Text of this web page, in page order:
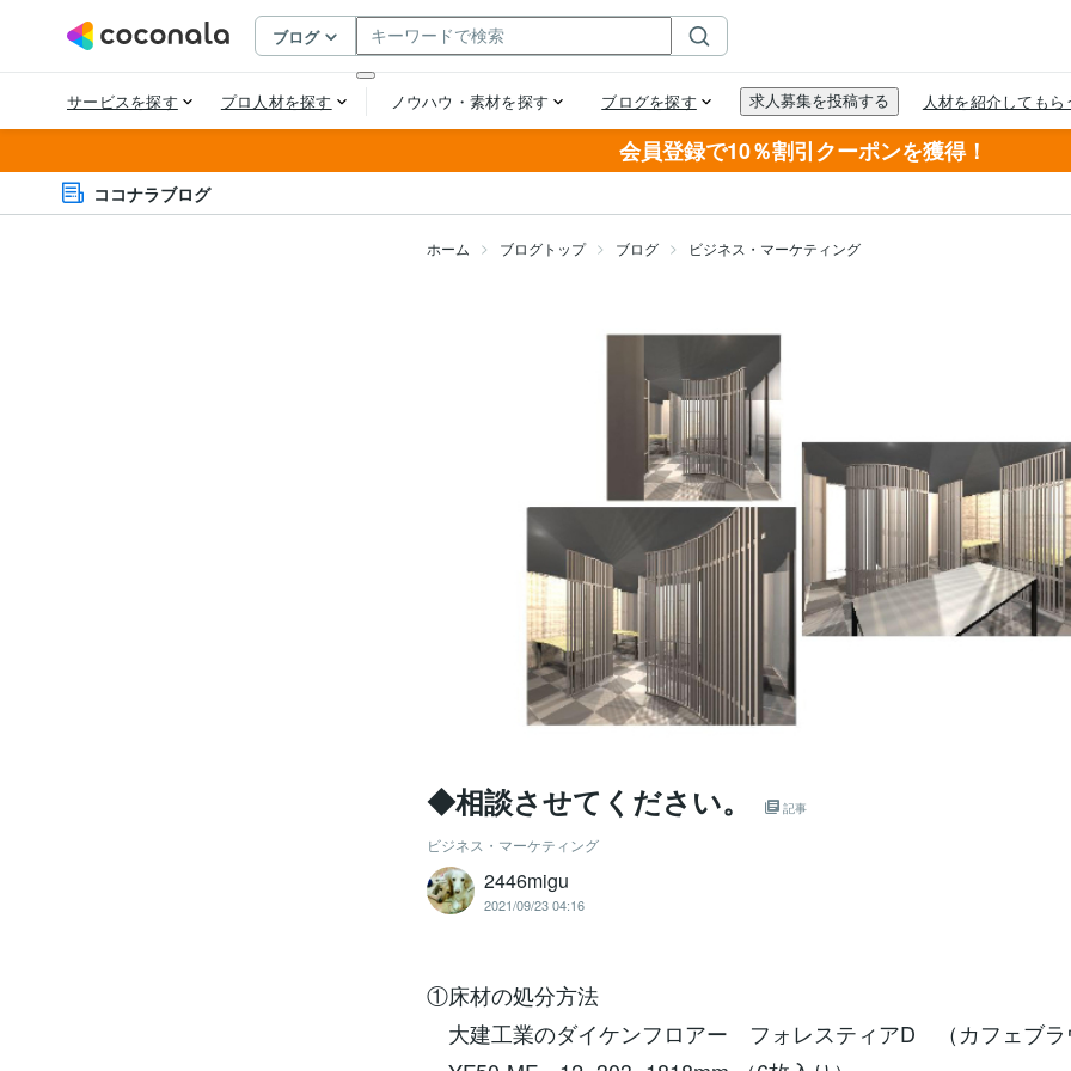
会員登録で10％割引クーポンを獲得！
ココナラブログ
ホーム ブログトップ ブログ ビジネス・マーケティング
◆相談させてください。 記事
ビジネス・マーケティング
2446migu
2021/09/23 04:16
①床材の処分方法
大建工業のダイケンフロアー フォレスティアD （カフェブラ